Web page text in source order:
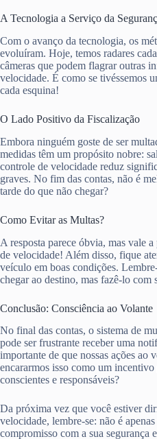
A Tecnologia a Serviço da
Com o avanço da tecnologia, os
evoluíram. Hoje, temos radares
câmeras que podem flagrar outras
velocidade. É como se tivéssemos
cada esquina!
O Lado Positivo da Fiscalização
Embora ninguém goste de ser
medidas têm um propósito nobre:
controle de velocidade reduz
graves. No fim das contas, não é
tarde do que não chegar?
Como Evitar as Multas?
A resposta parece óbvia, mas vale
de velocidade! Além disso, fique
veículo em boas condições.
chegar ao destino, mas fazê-lo com
Conclusão: Consciência ao Volante
No final das contas, o sistema de
pode ser frustrante receber uma
importante de que nossas ações ao
encararmos isso como um
conscientes e responsáveis?
Da próxima vez que você estiver
velocidade, lembre-se: não é
compromisso com a sua segurança